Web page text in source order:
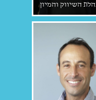
השיווק והמיון